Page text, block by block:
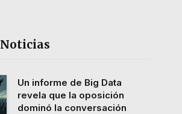
Un informe de Big Data
revela que la oposición
dominó la conversación